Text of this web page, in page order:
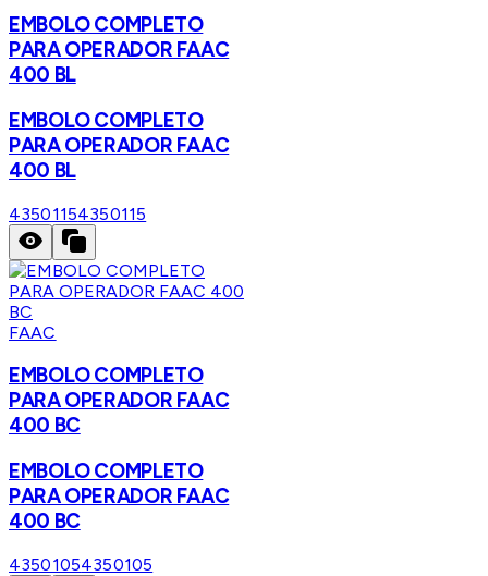
EMBOLO COMPLETO
PARA OPERADOR FAAC
400 BL
EMBOLO COMPLETO
PARA OPERADOR FAAC
400 BL
43501154350115
FAAC
EMBOLO COMPLETO
PARA OPERADOR FAAC
400 BC
EMBOLO COMPLETO
PARA OPERADOR FAAC
400 BC
43501054350105